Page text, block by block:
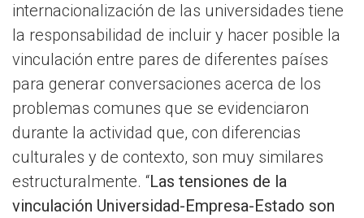
internacionalización de las universidades tiene
la responsabilidad de incluir y hacer posible la
vinculación entre pares de diferentes países
para generar conversaciones acerca de los
problemas comunes que se evidenciaron
durante la actividad que, con diferencias
culturales y de contexto, son muy similares
estructuralmente. “Las tensiones de la
vinculación Universidad-Empresa-Estado son